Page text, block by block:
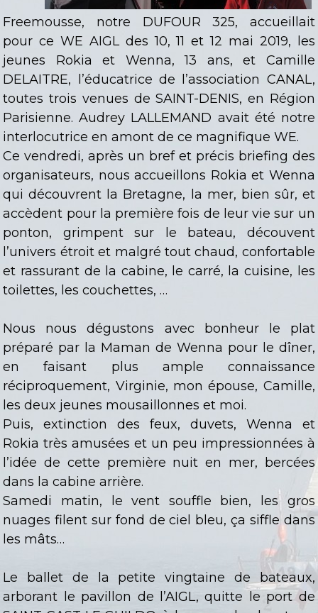
Freemousse, notre DUFOUR 325, accueillait
pour ce WE AIGL des 10, 11 et 12 mai 2019, les
jeunes Rokia et Wenna, 13 ans, et Camille
DELAITRE, l’éducatrice de l’association CANAL,
toutes trois venues de SAINT-DENIS, en Région
Parisienne. Audrey LALLEMAND avait été notre
interlocutrice en amont de ce magnifique WE.
Ce vendredi, après un bref et précis briefing des
organisateurs, nous accueillons Rokia et Wenna
qui découvrent la Bretagne, la mer, bien sûr, et
accèdent pour la première fois de leur vie sur un
ponton, grimpent sur le bateau, découvent
l’univers étroit et malgré tout chaud, confortable
et rassurant de la cabine, le carré, la cuisine, les
toilettes, les couchettes, …
Nous nous dégustons avec bonheur le plat
préparé par la Maman de Wenna pour le dîner,
en faisant plus ample connaissance
réciproquement, Virginie, mon épouse, Camille,
les deux jeunes mousaillonnes et moi.
Puis, extinction des feux, duvets, Wenna et
Rokia très amusées et un peu impressionnées à
l’idée de cette première nuit en mer, bercées
dans la cabine arrière.
Samedi matin, le vent souffle bien, les gros
nuages filent sur fond de ciel bleu, ça siffle dans
les mâts…
Le ballet de la petite vingtaine de bateaux,
arborant le pavillon de l’AIGL, quitte le port de